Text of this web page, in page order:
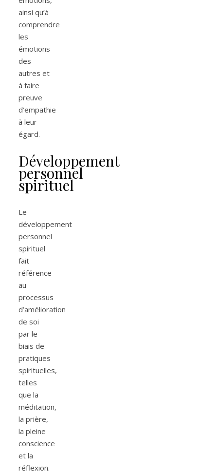
ainsi qu’à
comprendre
les
émotions
des
autres et
à faire
preuve
d’empathie
à leur
égard.
Développement
personnel
spirituel
Le
développement
personnel
spirituel
fait
référence
au
processus
d’amélioration
de soi
par le
biais de
pratiques
spirituelles,
telles
que la
méditation,
la prière,
la pleine
conscience
et la
réflexion.